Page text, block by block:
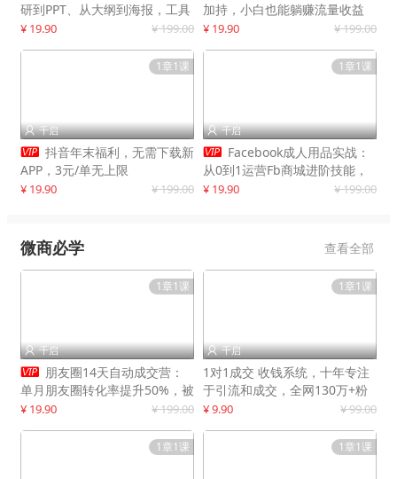
研到PPT、从大纲到海报，工具
赋能，打造可持续变现产品线
¥ 19.90 ¥ 199.00
加持，小白也能躺赚流量收益
¥ 19.90 ¥ 199.00
1章1课
 千启
 抖音年末福利，无需下载新
APP，3元/单无上限
¥ 19.90 ¥ 199.00
1章1课
 千启
 Facebook成人用品实战：
从0到1运营Fb商城进阶技能，
快速提升订单转化与店铺收益
¥ 19.90 ¥ 199.00
微商必学 查看全部
1章1课
 千启
 朋友圈14天自动成交营：
单月朋友圈转化率提升50%，被
动收入超3万元
¥ 19.90 ¥ 199.00
1章1课
 千启
1对1成交 收钱系统，十年专注
于引流和成交，全网130万+粉
丝
¥ 9.90 ¥ 99.00
1章1课 1章1课